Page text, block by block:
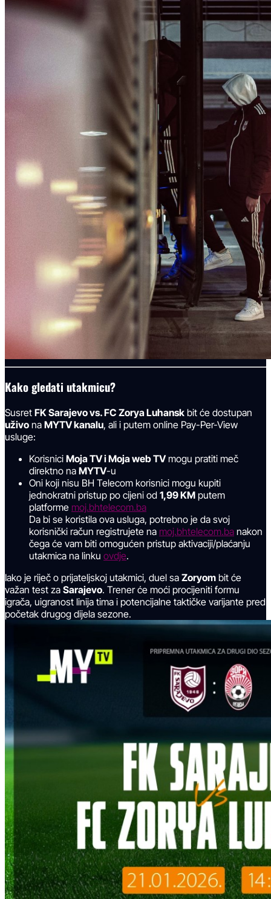
Kako gledati utakmicu?
Susret FK Sarajevo vs. FC Zorya Luhansk bit će dostupan
uživo na MYTV kanalu, ali i putem online Pay-Per-View
usluge:
Korisnici Moja TV i Moja web TVmogu pratiti meč
direktno na MYTV-u
Oni koji nisu BH Telecom korisnici mogu kupiti
jednokratni pristup po cijeni od 1,99 KM putem
platforme moj.bhtelecom.ba
Da bi se koristila ova usluga, potrebno je da svoj
korisnički račun registrujete na moj.bhtelecom.ba nakon
čega će vam biti omogućen pristup aktivaciji/plaćanju
utakmica na linku ovdje.
Iako je riječ o prijateljskoj utakmici, duel sa Zoryom bit će
važan test za Sarajevo. Trener će moći procijeniti formu
igrača, uigranost linija tima i potencijalne taktičke varijante pred
početak drugog dijela sezone.